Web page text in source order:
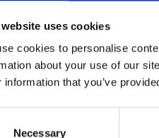
uses cookies
cookies to personalise
about your use of our
information that you’ve
Necessary